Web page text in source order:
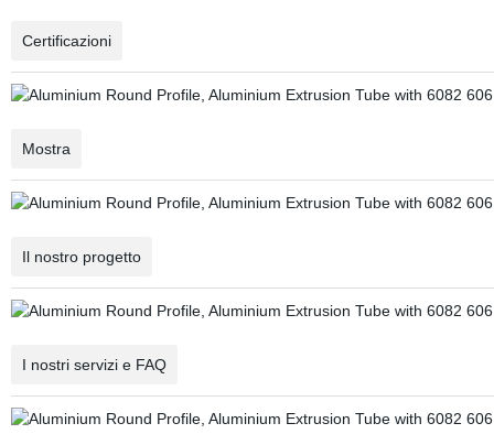
Certificazioni
Mostra
Il nostro progetto
I nostri servizi e FAQ